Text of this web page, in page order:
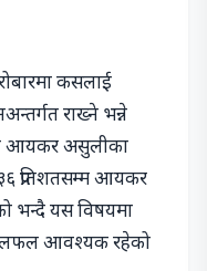
कसलाई
राख्ने भन्ने
आयकर असुलीका
प्रतिशतसम्म आयकर
भन्दै यस विषयमा
छलफल आवश्यक रहेको